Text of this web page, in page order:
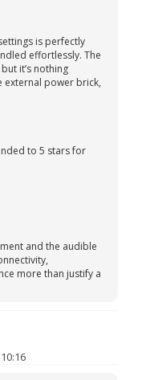
is perfectly
effortlessly. The
it’s nothing
external power brick,
to 5 stars for
and the audible
more than justify a